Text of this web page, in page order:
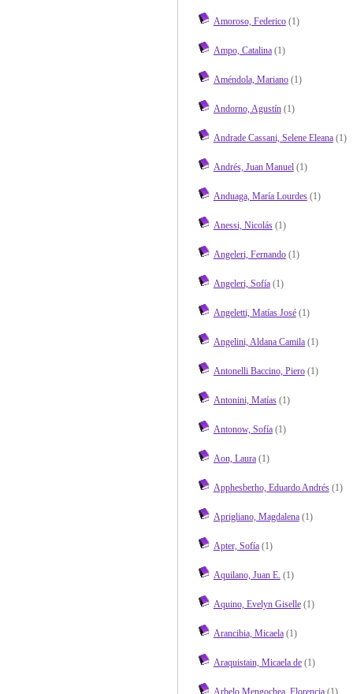
Amoroso, Federico(1)
Ampo, Catalina(1)
Améndola, Mariano(1)
Andorno, Agustín(1)
Andrade Cassani, Selene Eleana(1)
Andrés, Juan Manuel(1)
Anduaga, María Lourdes(1)
Anessi, Nicolás(1)
Angeleri, Fernando(1)
Angeleri, Sofía(1)
Angeletti, Matías José(1)
Angelini, Aldana Camila(1)
Antonelli Baccino, Piero(1)
Antonini, Matías(1)
Antonow, Sofía(1)
Aon, Laura(1)
Apphesberho, Eduardo Andrés(1)
Aprigliano, Magdalena(1)
Apter, Sofía(1)
Aquilano, Juan E. (1)
Aquino, Evelyn Giselle(1)
Arancibia, Micaela(1)
Araquistain, Micaela de(1)
Arbelo Mengochea, Florencia(1)